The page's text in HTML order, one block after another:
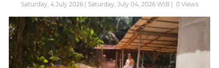
Saturday, 4 July 2026 | Saturday, July 04, 2026 WIB | 0Views